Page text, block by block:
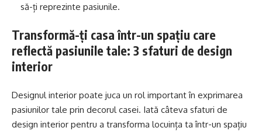
să-ți reprezinte pasiunile.
Transformă-ți casa într-un spațiu care
reflectă pasiunile tale: 3 sfaturi de design
interior
Designul interior poate juca un rol important în exprimarea
pasiunilor tale prin decorul casei. Iată câteva sfaturi de
design interior pentru a transforma locuința ta într-un spațiu